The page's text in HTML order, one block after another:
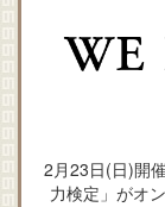
2月23日(日)開
力検定」がオ